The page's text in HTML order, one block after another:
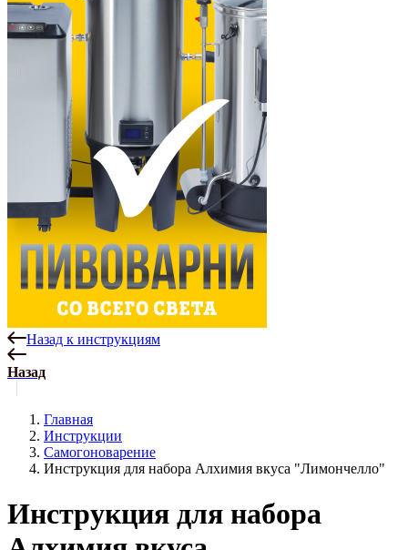
Назад к инструкциям
Назад
Главная
Инструкции
Самогоноварение
Инструкция для набора Алхимия вкуса "Лимончелло"
Инструкция для набора